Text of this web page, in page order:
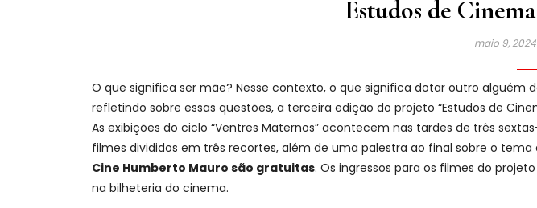
Estudos de
maio 9, 2024
O que significa ser mãe? Nesse contexto, o que significa dotar outro
refletindo sobre essas questões, a terceira edição do projeto “Estudos de
As exibições do ciclo “Ventres Maternos” acontecem nas tardes de três
filmes divididos em três recortes, além de uma palestra ao final sobre o
Cine Humberto Mauro são gratuitas. Os ingressos para os filmes do
na bilheteria do cinema.